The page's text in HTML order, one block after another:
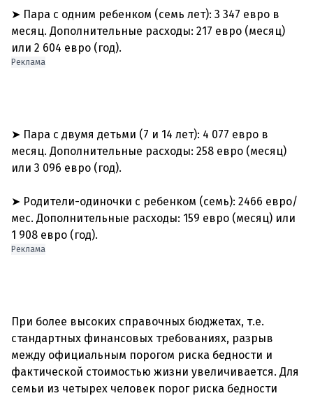
➤ Пара с одним ребенком (семь лет): 3 347 евро в
месяц. Дополнительные расходы: 217 евро (месяц)
Реклама
➤ Пара с двумя детьми (7 и 14 лет): 4 077 евро в
месяц. Дополнительные расходы: 258 евро (месяц)
или 3 096 евро (год).
➤ Родители-одиночки с ребенком (семь): 2466 евро/
мес. Дополнительные расходы: 159 евро (месяц) или
Реклама
При более высоких справочных бюджетах, т.е.
стандартных финансовых требованиях, разрыв
между официальным порогом риска бедности и
фактической стоимостью жизни увеличивается. Для
семьи из четырех человек порог риска бедности